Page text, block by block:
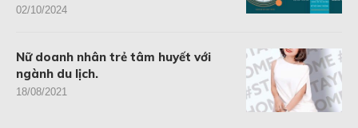
02/10/2024
Nữ doanh nhân trẻ tâm huyết với
ngành du lịch.
18/08/2021